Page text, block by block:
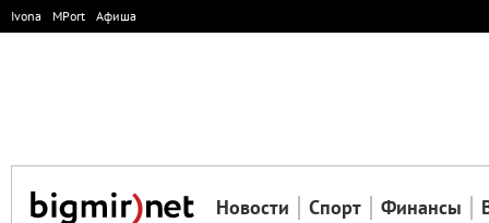
Ivona MPort Афиша
Новости Спорт Финансы